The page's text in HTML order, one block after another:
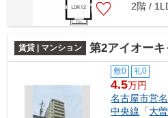
2階 /
賃貸 | マンション 第2アイオー
敷0 礼0
4.5万円
名古屋市営
中央線 「大